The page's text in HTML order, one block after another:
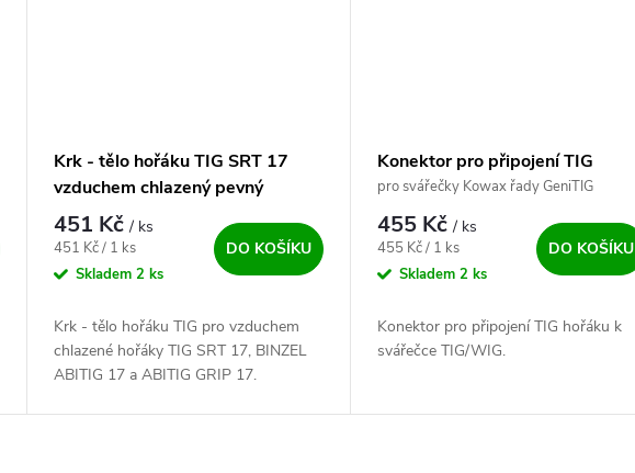
Krk - tělo hořáku TIG SRT 17
vzduchem chlazený pevný
451 Kč/ ks
Měrná cena:
451 Kč / 1 ks
Skladem2 ks
DO KOŠÍKU
Krk - tělo hořáku TIG pro vzduchem
chlazené hořáky TIG SRT 17, BINZEL
ABITIG 17 a ABITIG GRIP 17.
Konektor pro připojení TIG
hořáku (8-pin)
pro svářečky Kowax řady GeniTIG
455 Kč/ ks
Měrná cena:
455 Kč / 1 ks
Skladem 2 ks
DO KOŠÍKU
Konektor pro připojení TIG hořáku k
svářečce TIG/WIG.